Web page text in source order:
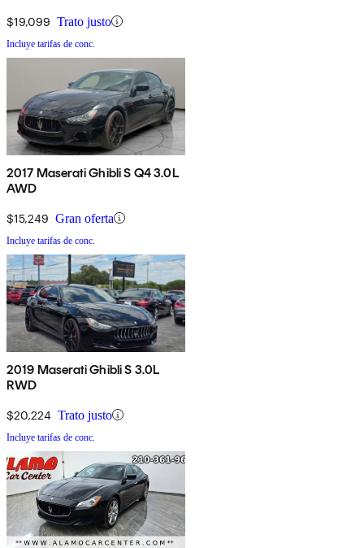
$19,099 Trato justo
Incluye tarifas de conc.
2017 Maserati Ghibli S Q4 3.0L
AWD
$15,249 Gran oferta
Incluye tarifas de conc.
2019 Maserati Ghibli S 3.0L
RWD
$20,224 Trato justo
Incluye tarifas de conc.